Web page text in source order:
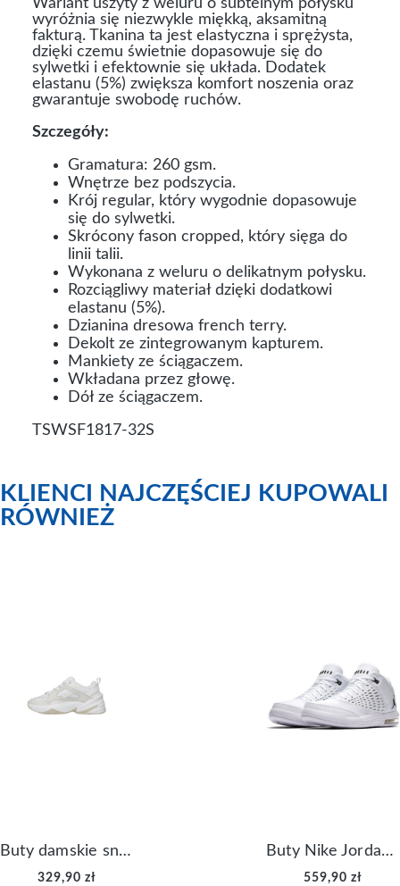
Wariant uszyty z weluru o subtelnym połysku
wyróżnia się niezwykle miękką, aksamitną
fakturą. Tkanina ta jest elastyczna i sprężysta,
dzięki czemu świetnie dopasowuje się do
sylwetki i efektownie się układa. Dodatek
elastanu (5%) zwiększa komfort noszenia oraz
gwarantuje swobodę ruchów.
Szczegóły:
Gramatura: 260 gsm.
Wnętrze bez podszycia.
Krój regular, który wygodnie dopasowuje
się do sylwetki.
Skrócony fason cropped, który sięga do
linii talii.
Wykonana z weluru o delikatnym połysku.
Rozciągliwy materiał dzięki dodatkowi
elastanu (5%).
Dzianina dresowa french terry.
Dekolt ze zintegrowanym kapturem.
Mankiety ze ściągaczem.
Wkładana przez głowę.
Dół ze ściągaczem.
TSWSF1817-32S
KLIENCI NAJCZĘŚCIEJ KUPOWALI
RÓWNIEŻ
Buty damskie sneakersy Nike M2K Tekno AO3108-006
329,90 zł
Buty Nike Jordan Flight Origin 4 921196-100
559,90 zł